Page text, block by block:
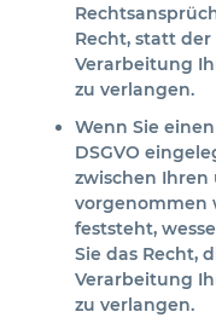
Recht, statt
Verarbeitung
zu verlangen.
Wenn Sie
DSGVO
zwischen Ihren
vorgenommen
feststeht,
Sie das Recht,
Verarbeitung
zu verlangen.